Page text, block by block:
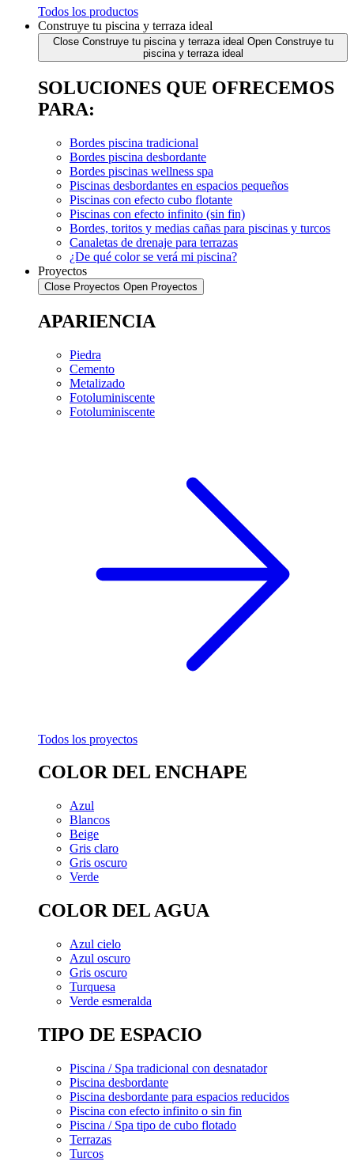
Todos los productos
Construye tu piscina y terraza ideal
Close Construye tu piscina y terraza ideal Open Construye tu
piscina y terraza ideal
SOLUCIONES QUE OFRECEMOS
PARA:
Bordes piscina tradicional
Bordes piscina desbordante
Bordes piscinas wellness spa
Piscinas desbordantes en espacios pequeños
Piscinas con efecto cubo flotante
Piscinas con efecto infinito (sin fin)
Bordes, toritos y medias cañas para piscinas y turcos
Canaletas de drenaje para terrazas
¿De qué color se verá mi piscina?
Proyectos
Close Proyectos Open Proyectos
APARIENCIA
Piedra
Cemento
Metalizado
Fotoluminiscente
Fotoluminiscente
Todos los proyectos
COLOR DEL ENCHAPE
Azul
Blancos
Beige
Gris claro
Gris oscuro
Verde
COLOR DEL AGUA
Azul cielo
Azul oscuro
Gris oscuro
Turquesa
Verde esmeralda
TIPO DE ESPACIO
Piscina / Spa tradicional con desnatador
Piscina desbordante
Piscina desbordante para espacios reducidos
Piscina con efecto infinito o sin fin
Piscina / Spa tipo de cubo flotado
Terrazas
Turcos